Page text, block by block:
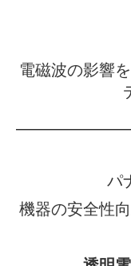
電磁波の影響
パ
機器の安全性